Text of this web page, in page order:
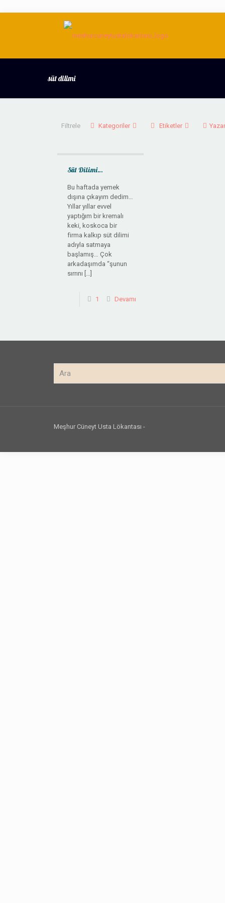
süt dilimi
Filtrele Kategoriler Etiketler
Süt Dilimi…
Bu haftada yemek
dışına çıkayım dedim…
Yıllar yıllar evvel
yaptığım bir kremalı
keki, koskoca bir
firma kalkıp süt dilimi
adıyla satmaya
başlamış… Çok
arkadaşımda “şunun
sırrını […]
1 Devamı
Meşhur Cüneyt Usta Lökantası -